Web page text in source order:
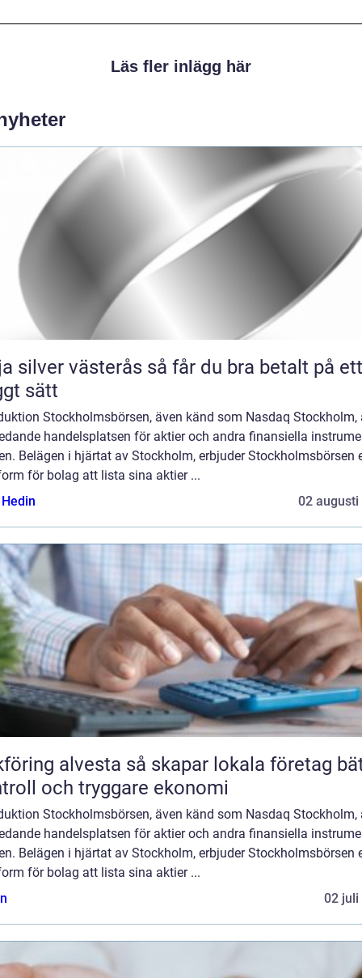
Läs fler inlägg här
västerås så får du bra betalt på ett
sätt
Stockholmsbörsen, även känd som Nasdaq Stockholm,
handelsplatsen för aktier och andra finansiella
Belägen i hjärtat av Stockholm, erbjuder Stockholmsbörsen
för bolag att lista sina aktier ...
02 augusti
så skapar lokala företag bättre
och tryggare ekonomi
Stockholmsbörsen, även känd som Nasdaq Stockholm,
handelsplatsen för aktier och andra finansiella
Belägen i hjärtat av Stockholm, erbjuder Stockholmsbörsen
för bolag att lista sina aktier ...
02 juli